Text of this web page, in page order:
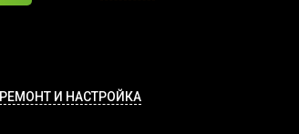
РЕМОНТ И НАСТРОЙКА